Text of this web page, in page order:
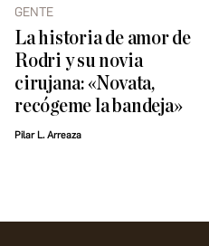
GENTE
La historia de amor de
Rodri y su novia
cirujana: «Novata,
recógeme la bandeja»
Pilar L. Arreaza